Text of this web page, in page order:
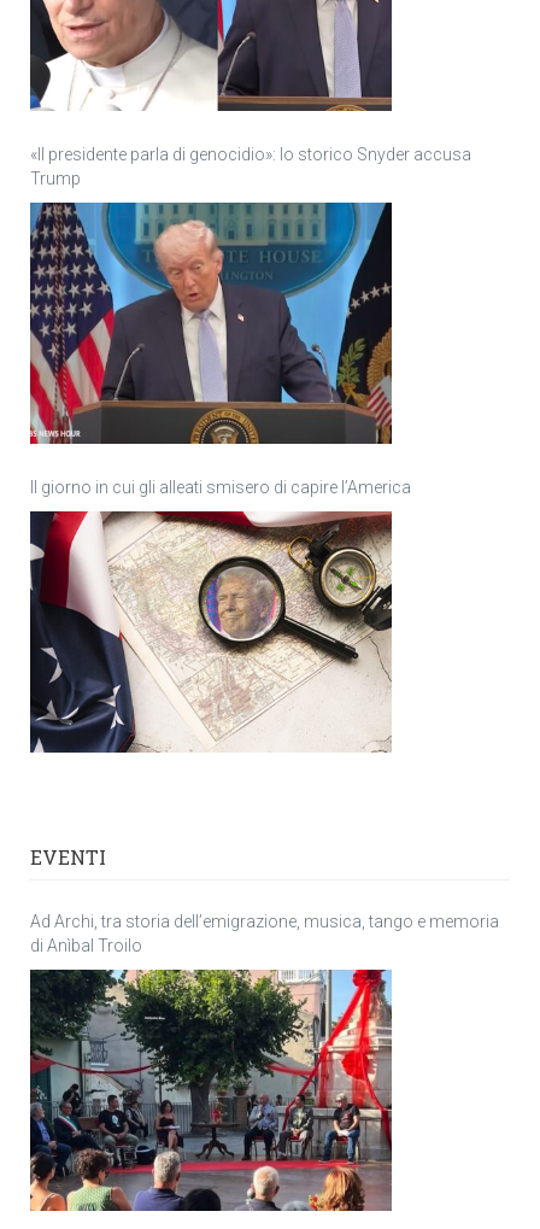
«Il presidente parla di genocidio»: lo storico Snyder accusa
Trump
Il giorno in cui gli alleati smisero di capire l’America
EVENTI
Ad Archi, tra storia dell’emigrazione, musica, tango e memoria
di Anìbal Troilo